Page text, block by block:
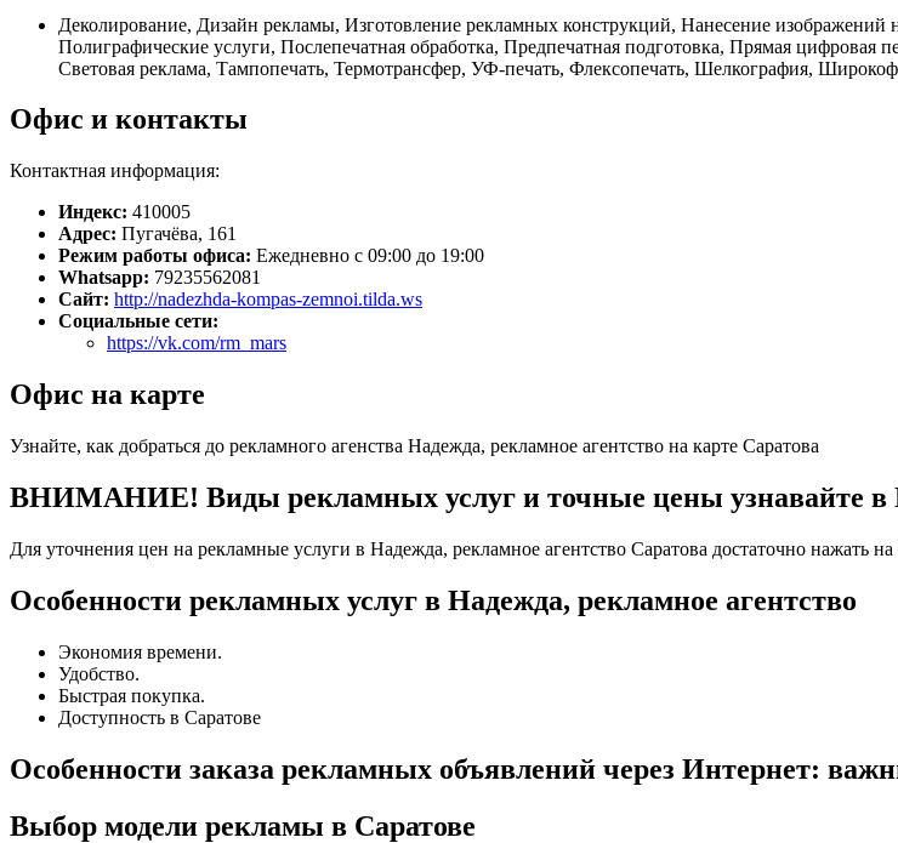
Деколирование, Дизайн рекламы, Изготовление рекламных конструкций, Нанесение изображений
Полиграфические услуги, Послепечатная обработка, Предпечатная подготовка, Прямая цифровая
Световая реклама, Тампопечать, Термотрансфер, УФ-печать, Флексопечать, Шелкография,
Офис и контакты
Контактная информация:
Индекс: 410005
Адрес: Пугачёва, 161
Режим работы офиса: Ежедневно с 09:00 до 19:00
Whatsapp: 79235562081
Сайт: http://nadezhda-kompas-zemnoi.tilda.ws
Социальные сети:
https://vk.com/rm_mars
Офис на карте
Узнайте, как добраться до рекламного агенства Надежда, рекламное агентство на карте Саратова
ВНИМАНИЕ! Виды рекламных услуг и точные цены узнавайте в
Для уточнения цен на рекламные услуги в Надежда, рекламное агентство Саратова достаточно нажать
Особенности рекламных услуг в Надежда, рекламное агентство
Экономия времени.
Удобство.
Быстрая покупка.
Доступность в Саратове
Особенности заказа рекламных объявлений через Интернет:
Выбор модели рекламы в Саратове